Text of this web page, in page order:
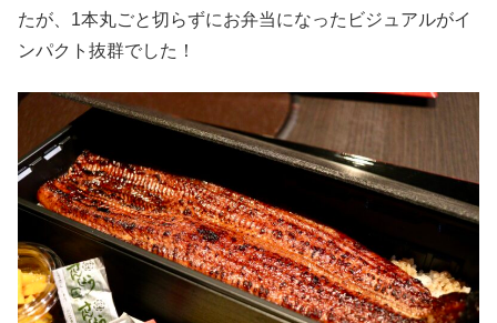
たが、1本丸ごと切らずにお弁当になったビジュアルがイ
ンパクト抜群でした！